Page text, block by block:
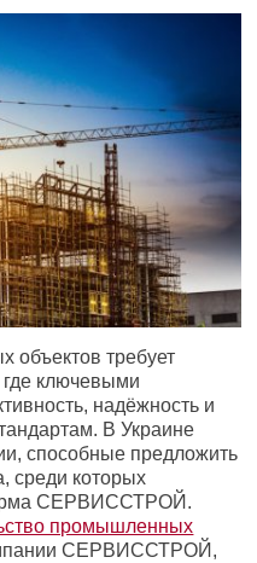
объектов требует
ключевыми
надёжность и
В Украине
способные предложить
среди которых
СЕРВИССТРОЙ.
промышленных
СЕРВИССТРОЙ,